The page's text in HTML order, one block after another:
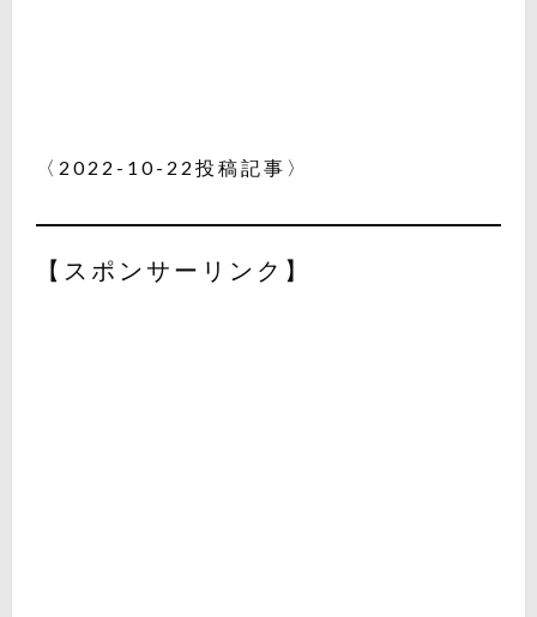
〈2022-10-22投稿記事〉
【スポンサーリンク】